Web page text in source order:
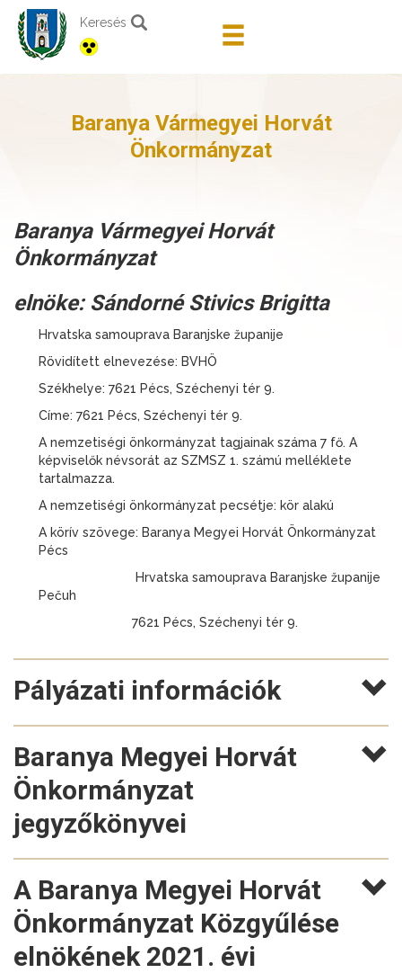
Keresés
Baranya Vármegyei Horvát
Önkormányzat
Baranya Vármegyei Horvát
Önkormányzat
elnöke: Sándorné Stivics Brigitta
Hrvatska samouprava Baranjske županije
Rövidített elnevezése: BVHÖ
Székhelye: 7621 Pécs, Széchenyi tér 9.
Címe: 7621 Pécs, Széchenyi tér 9.
A nemzetiségi önkormányzat tagjainak száma 7 fő. A
képviselők névsorát az SZMSZ 1. számú melléklete
tartalmazza.
A nemzetiségi önkormányzat pecsétje: kör alakú
A körív szövege: Baranya Megyei Horvát Önkormányzat
Pécs
Hrvatska samouprava Baranjske županije
Pečuh
7621 Pécs, Széchenyi tér 9.
Pályázati információk
Baranya Megyei Horvát
Önkormányzat
jegyzőkönyvei
A Baranya Megyei Horvát
Önkormányzat Közgyűlése
elnökének 2021. évi